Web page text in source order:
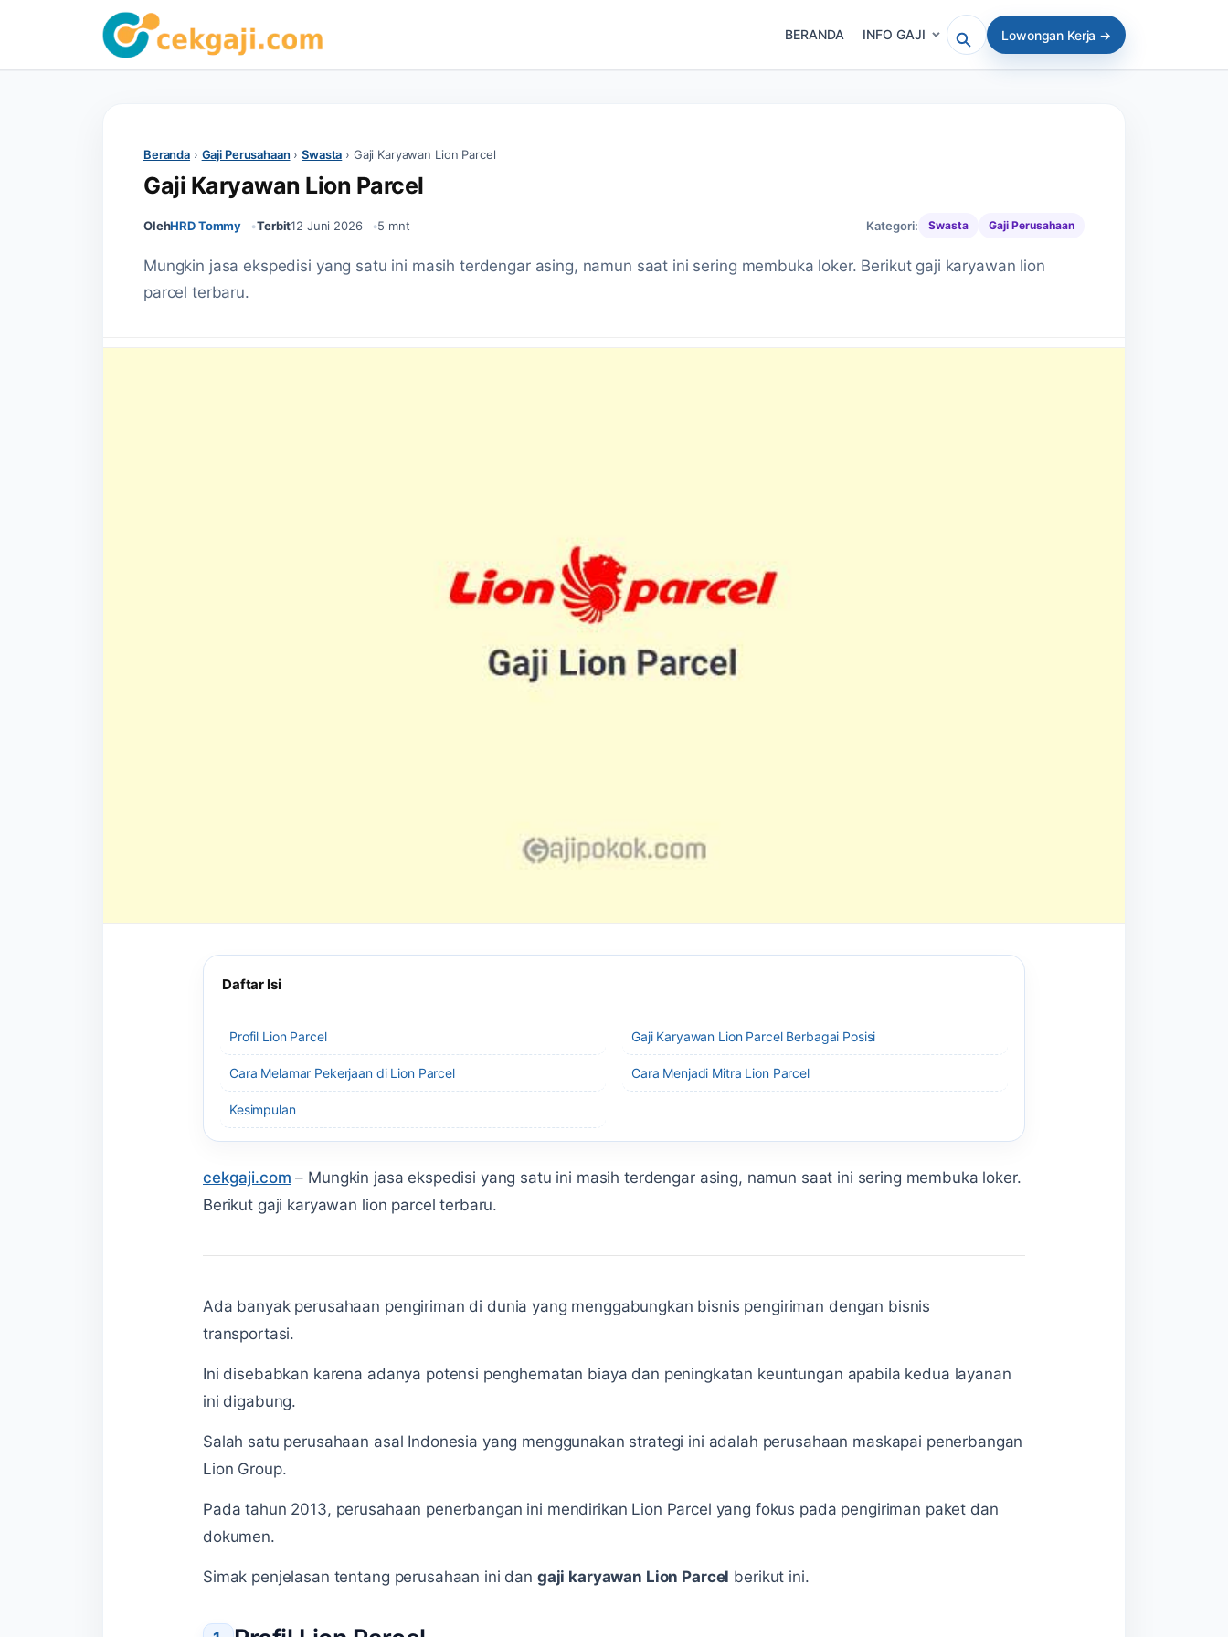
BERANDA INFO GAJI
Cari artikel atau lowongan
Lowongan Kerja →
Beranda › Gaji Perusahaan ›Swasta › Gaji Karyawan Lion Parcel
Gaji Karyawan Lion Parcel
OlehHRD Tommy Terbit12 Juni 2026 5 mnt Kategori: Swasta Gaji Perusahaan
Mungkin jasa ekspedisi yang satu ini masih terdengar asing, namun saat ini sering membuka loker. Berikut gaji karyawan lion
parcel terbaru.
Daftar Isi
Profil Lion Parcel Gaji Karyawan Lion Parcel Berbagai Posisi
Cara Melamar Pekerjaan di Lion Parcel Cara Menjadi Mitra Lion Parcel
Kesimpulan
cekgaji.com – Mungkin jasa ekspedisi yang satu ini masih terdengar asing, namun saat ini sering membuka loker.
Berikut gaji karyawan lion parcel terbaru.
Ada banyak perusahaan pengiriman di dunia yang menggabungkan bisnis pengiriman dengan bisnis
transportasi.
Ini disebabkan karena adanya potensi penghematan biaya dan peningkatan keuntungan apabila kedua layanan
ini digabung.
Salah satu perusahaan asal Indonesia yang menggunakan strategi ini adalah perusahaan maskapai penerbangan
Lion Group.
Pada tahun 2013, perusahaan penerbangan ini mendirikan Lion Parcel yang fokus pada pengiriman paket dan
dokumen.
Simak penjelasan tentang perusahaan ini dan gaji karyawan Lion Parcel berikut ini.